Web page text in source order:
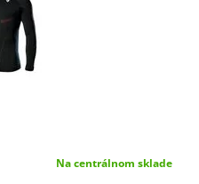
Na centrálnom sklade